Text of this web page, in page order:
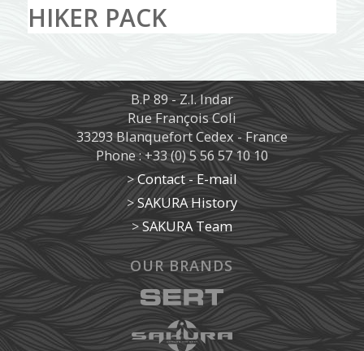
HIKER PACK
B.P 89 - Z.I. Indar
Rue François Coli
33293 Blanquefort Cedex - France
Phone : +33 (0) 5 56 57 10 10
>Contact - E-mail
>SAKURA History
>SAKURA Team
OUR BRANDS